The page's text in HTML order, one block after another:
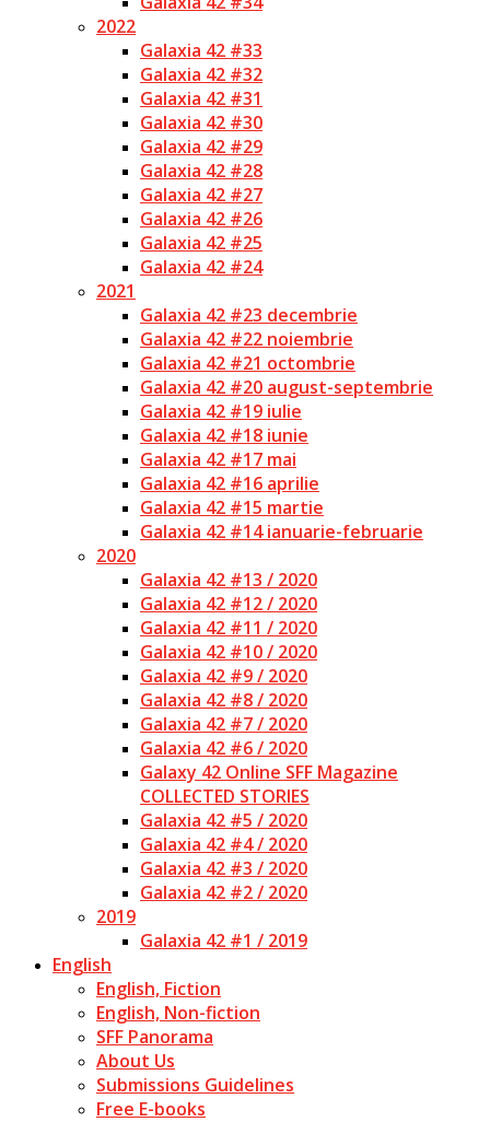
2022
Galaxia 42 #33
Galaxia 42 #32
Galaxia 42 #31
Galaxia 42 #30
Galaxia 42 #29
Galaxia 42 #28
Galaxia 42 #27
Galaxia 42 #26
Galaxia 42 #25
Galaxia 42 #24
2021
Galaxia 42 #23 decembrie
Galaxia 42 #22 noiembrie
Galaxia 42 #21 octombrie
Galaxia 42 #20 august-septembrie
Galaxia 42 #19 iulie
Galaxia 42 #18 iunie
Galaxia 42 #17 mai
Galaxia 42 #16 aprilie
Galaxia 42 #15 martie
Galaxia 42 #14 ianuarie-februarie
2020
Galaxia 42 #13 / 2020
Galaxia 42 #12 / 2020
Galaxia 42 #11 / 2020
Galaxia 42 #10 / 2020
Galaxia 42 #9 / 2020
Galaxia 42 #8 / 2020
Galaxia 42 #7 / 2020
Galaxia 42 #6 / 2020
Galaxy 42 Online SFF Magazine
COLLECTED STORIES
Galaxia 42 #5 / 2020
Galaxia 42 #4 / 2020
Galaxia 42 #3 / 2020
Galaxia 42 #2 / 2020
2019
Galaxia 42 #1 / 2019
English
English, Fiction
English, Non-fiction
SFF Panorama
About Us
Submissions Guidelines
Free E-books